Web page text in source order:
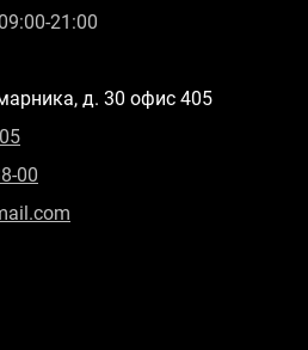
21:00
д. 30 офис 405
00